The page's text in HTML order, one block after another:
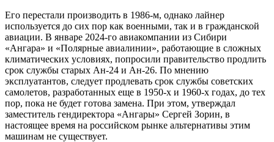
Его перестали производить в 1986-м, однако лайнер
используется до сих пор как военными, так и в гражданской
авиации. В январе 2024-го авиакомпании из Сибири
«Ангара» и «Полярные авиалинии», работающие в сложных
климатических условиях, попросили правительство продлить
срок службы старых Ан-24 и Ан-26. По мнению
эксплуатантов, следует продлевать срок службы советских
самолетов, разработанных еще в 1950-х и 1960-х годах, до тех
пор, пока не будет готова замена. При этом, утверждал
заместитель гендиректора «Ангары» Сергей Зорин, в
настоящее время на российском рынке альтернативы этим
машинам не существует.